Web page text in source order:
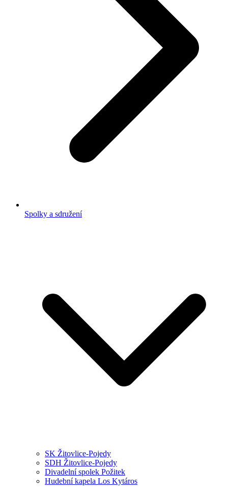
Spolky a sdružení
SK Žitovlice-Pojedy
SDH Žitovlice-Pojedy
Divadelní spolek Požitek
Hudební kapela Los Kytáros